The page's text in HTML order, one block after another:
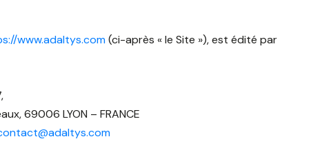
www.adaltys.com(ci-après « le Site »), est édité par
69006 LYON – FRANCE